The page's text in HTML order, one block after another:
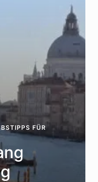
FÜR